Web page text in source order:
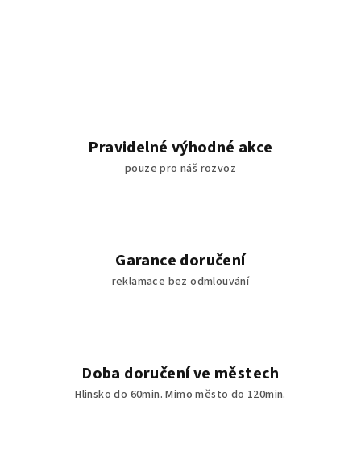
Pravidelné výhodné akce
pouze pro náš rozvoz
Garance doručení
reklamace bez odmlouvání
Doba doručení ve městech
Hlinsko do 60min. Mimo město do 120min.